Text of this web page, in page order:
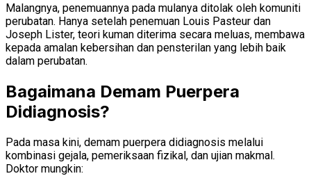
Malangnya, penemuannya pada mulanya ditolak oleh komuniti
perubatan. Hanya setelah penemuan Louis Pasteur dan
Joseph Lister, teori kuman diterima secara meluas, membawa
kepada amalan kebersihan dan pensterilan yang lebih baik
dalam perubatan.
Bagaimana Demam Puerpera
Didiagnosis?
Pada masa kini, demam puerpera didiagnosis melalui
kombinasi gejala, pemeriksaan fizikal, dan ujian makmal.
Doktor mungkin: